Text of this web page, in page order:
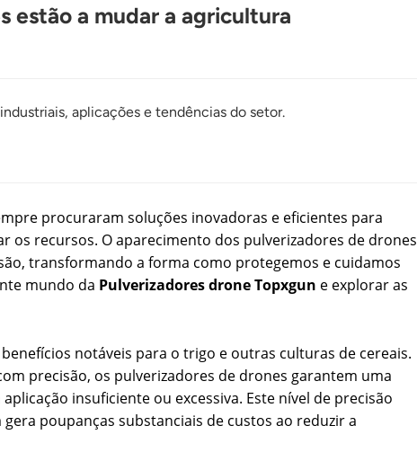
estão a mudar a agricultura
aplicações e tendências do setor.
procuraram soluções inovadoras e eficientes para
os recursos. O aparecimento dos pulverizadores de drones
transformando a forma como protegemos e cuidamos
mundo da Pulverizadores drone Topxgun e explorar as
notáveis ​​para o trigo e outras culturas de cereais.
precisão, os pulverizadores de drones garantem uma
insuficiente ou excessiva. Este nível de precisão
poupanças substanciais de custos ao reduzir a